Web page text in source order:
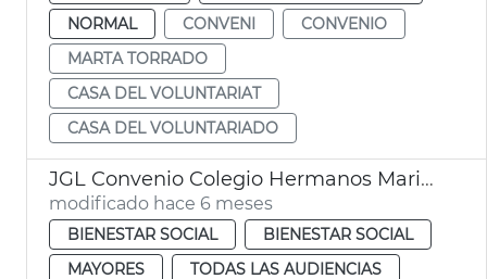
NORMAL
CONVENI
CONVENIO
MARTA TORRADO
CASA DEL VOLUNTARIAT
CASA DEL VOLUNTARIADO
JGL Convenio Colegio Hermanos Maristas y Ayuntamiento València
modificado hace 6 meses
BIENESTAR SOCIAL
BIENESTAR SOCIAL
MAYORES
TODAS LAS AUDIENCIAS